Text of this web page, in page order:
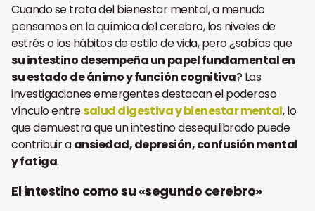
Cuando se trata del bienestar mental, a menudo
pensamos en la química del cerebro, los niveles de
estrés o los hábitos de estilo de vida, pero ¿sabías que
su intestino desempeña un papel fundamental en
su estado de ánimo y función cognitiva? Las
investigaciones emergentes destacan el poderoso
vínculo entresalud digestiva y bienestar mental, lo
que demuestra que un intestino desequilibrado puede
contribuir aansiedad, depresión, confusión mental
y fatiga.
El intestino como su «segundo cerebro»